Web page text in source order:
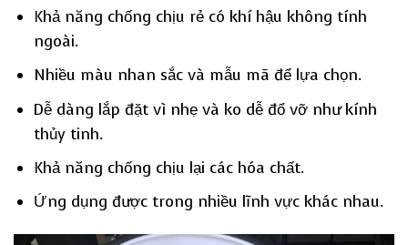
Khả năng chống chịu rẻ có khí hậu không tính
ngoài.
Nhiều màu nhan sắc và mẫu mã để lựa chọn.
Dễ dàng lắp đặt vì nhẹ và ko dễ đổ vỡ như kính
thủy tinh.
Khả năng chống chịu lại các hóa chất.
Ứng dụng được trong nhiều lĩnh vực khác nhau.